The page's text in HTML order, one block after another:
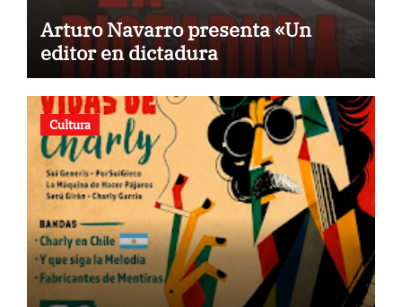
Arturo Navarro presenta «Un
editor en dictadura
Cultura